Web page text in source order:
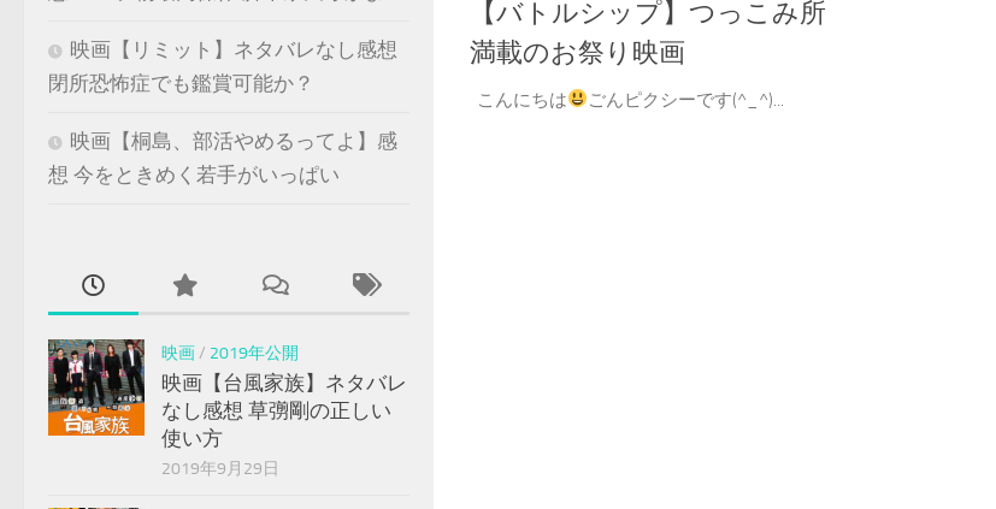
【バトルシップ】つっこみ所
満載のお祭り映画
こんにちは ごんピクシーです(^_^)...
映画【リミット】ネタバレなし感想
閉所恐怖症でも鑑賞可能か？
映画【桐島、部活やめるってよ】感
想 今をときめく若手がいっぱい
映画/ 2019年公開
映画【台風家族】ネタバレ
なし感想 草彅剛の正しい
使い方
2019年9月29日